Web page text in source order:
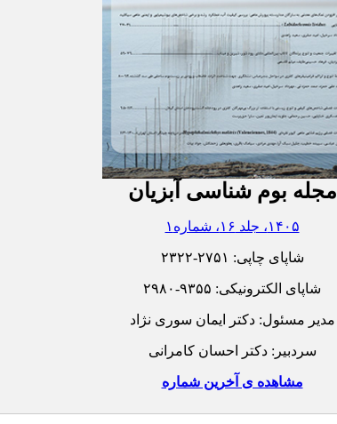
مجله بوم شناسی آبزیان
۱۴۰۵، جلد ۱۶، شماره۱
شاپای چاپی: ۲۳۲۲-۲۷۵۱
شاپای الکترونیکی: ۲۹۸۰-۹۳۵۵
مدیر مسئول: دکتر ایمان سوری نژاد
سردبیر: دکتر احسان کامرانی
مشاهده ی آخرین شماره